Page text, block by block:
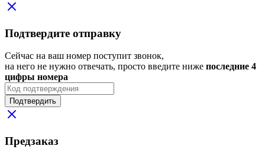
Подтвердите отправку
Сейчас на ваш номер поступит звонок,
на него не нужно отвечать, просто введите ниже последние 4
цифры номера
Подтвердить
Предзаказ